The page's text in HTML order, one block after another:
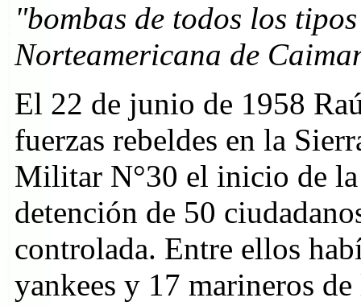
"bombas de todos los
Norteamericana de
El 22 de junio de 1958
fuerzas rebeldes en la
Militar N°30 el inicio de
detención de 50
controlada. Entre ellos
yankees y 17 marineros